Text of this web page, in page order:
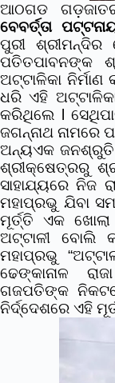
ଆଠଗଡ
ବେବର୍ତ୍ତା
ପୁରୀ
ପତିତପାବନଙ୍କ
ଅଟ୍ଟାଳିକା
ଧରି ଏହି
କରିଥିଲେ l
ଜଗନ୍ନାଥ ନାମରେ
ଅନ୍ୟଏକ ଜନଶ୍ରୁତି
ଶ୍ରୀକ୍ଷେତ୍ରରୁ
ସାହାଯ୍ୟରେ ନିଜ
ମହାପ୍ରଭୁ ଯିବା
ମୂର୍ତ୍ତି ଏକ
ଅଟ୍ଟାଳୀ ବୋଲି
ମହାପ୍ରଭୁ
ଢେଙ୍କାନାଳ
ଗଜପତିଙ୍କ
ନିର୍ଦ୍ଦେଶରେ ଏହି